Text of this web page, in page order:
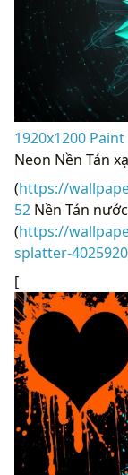
1920x1200
Neon Nền Tán
(https://
52 Nền Tán
(https://
splatter-4025920
[